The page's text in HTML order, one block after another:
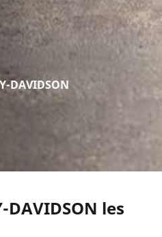
DAVIDSON
DAVIDSON les